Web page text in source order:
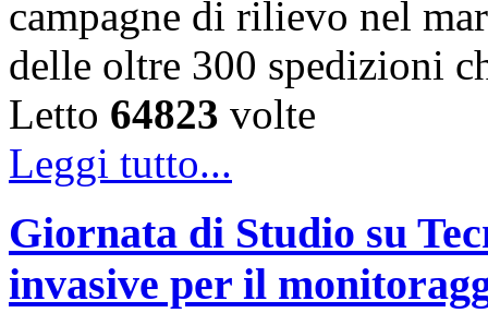
campagne di rilievo nel
delle oltre 300 spedizioni
Letto 64823 volte
Leggi tutto...
Giornata di Studio su
invasive per il